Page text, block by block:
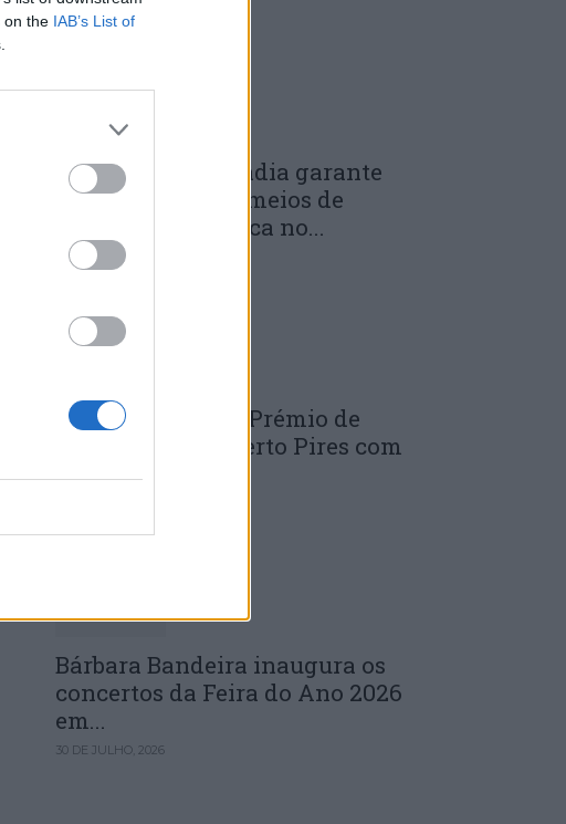
on the IAB’s List of
Município de Anadia garante
manutenção dos meios de
emergência médica no...
30 DE JULHO, 2026
Quinta edição do Prémio de
Inovação J. Norberto Pires com
candidaturas...
Bárbara Bandeira inaugura os
concertos da Feira do Ano 2026
em...
30 DE JULHO, 2026